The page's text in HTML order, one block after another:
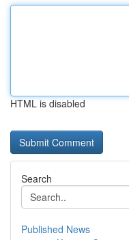
HTML is disabled
Search
Published News